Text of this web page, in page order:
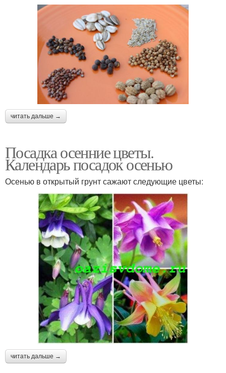
читать дальше →
Посадка осенние цветы.
Календарь посадок осенью
Осенью в открытый грунт сажают следующие цветы:
читать дальше →